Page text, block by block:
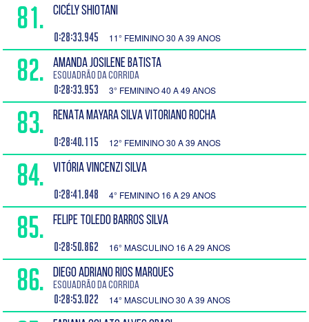
81. CICÉLY SHIOTANI
0:28:33.945 11° FEMININO 30 A 39 ANOS
82. AMANDA JOSILENE BATISTA
Esquadrão da Corrida
0:28:33.953 3° FEMININO 40 A 49 ANOS
83. RENATA MAYARA SILVA VITORIANO ROCHA
0:28:40.115 12° FEMININO 30 A 39 ANOS
84. VITÓRIA VINCENZI SILVA
0:28:41.848 4° FEMININO 16 A 29 ANOS
85. FELIPE TOLEDO BARROS SILVA
0:28:50.862 16° MASCULINO 16 A 29 ANOS
86. DIEGO ADRIANO RIOS MARQUES
Esquadrão da Corrida
0:28:53.022 14° MASCULINO 30 A 39 ANOS